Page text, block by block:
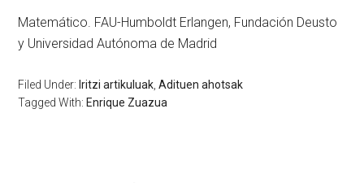
Matemático. FAU-Humboldt Erlangen, Fundación Deusto
y Universidad Autónoma de Madrid
Filed Under: Iritzi artikuluak ,Adituen ahotsak
Tagged With: Enrique Zuazua